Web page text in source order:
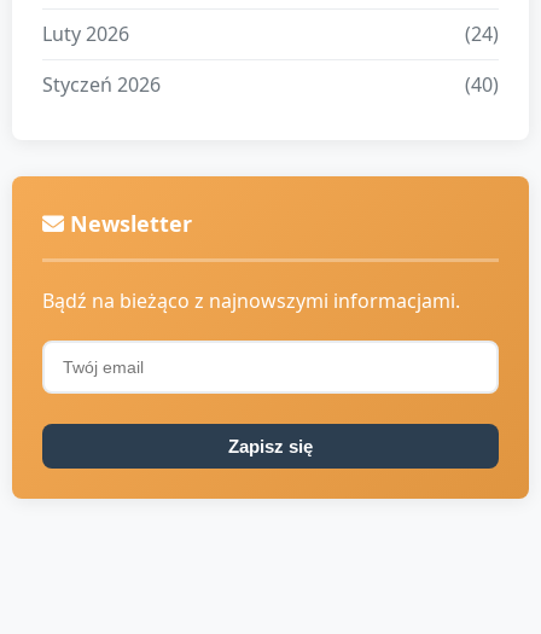
Luty 2026
(24)
Styczeń 2026
(40)
Newsletter
Bądź na bieżąco z najnowszymi informacjami.
Zapisz się